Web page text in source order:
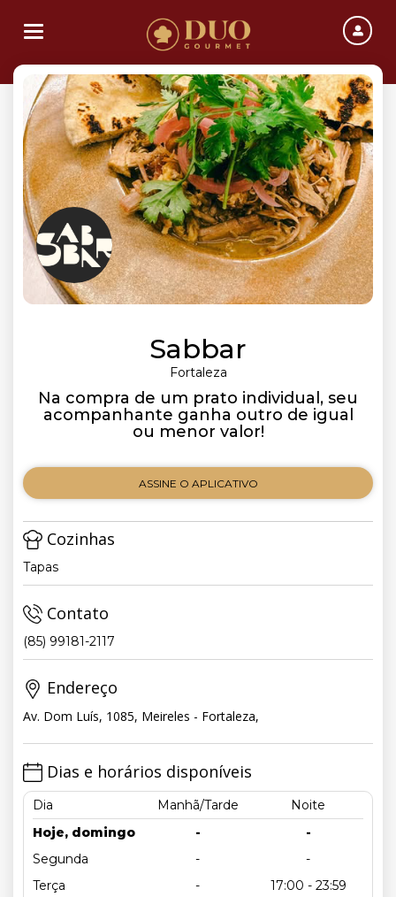
Toggle navigation
Sabbar
Fortaleza
Na compra de um prato individual, seu
acompanhante ganha outro de igual
ou menor valor!
ASSINE O APLICATIVO
Cozinhas
Tapas
Contato
(85) 99181-2117
Endereço
Av. Dom Luís, 1085, Meireles - Fortaleza,
Dias e horários disponíveis
Dia Manhã/Tarde
Noite
Hoje, domingo
-
-
Segunda
-
-
Terça
-
17:00 - 23:59